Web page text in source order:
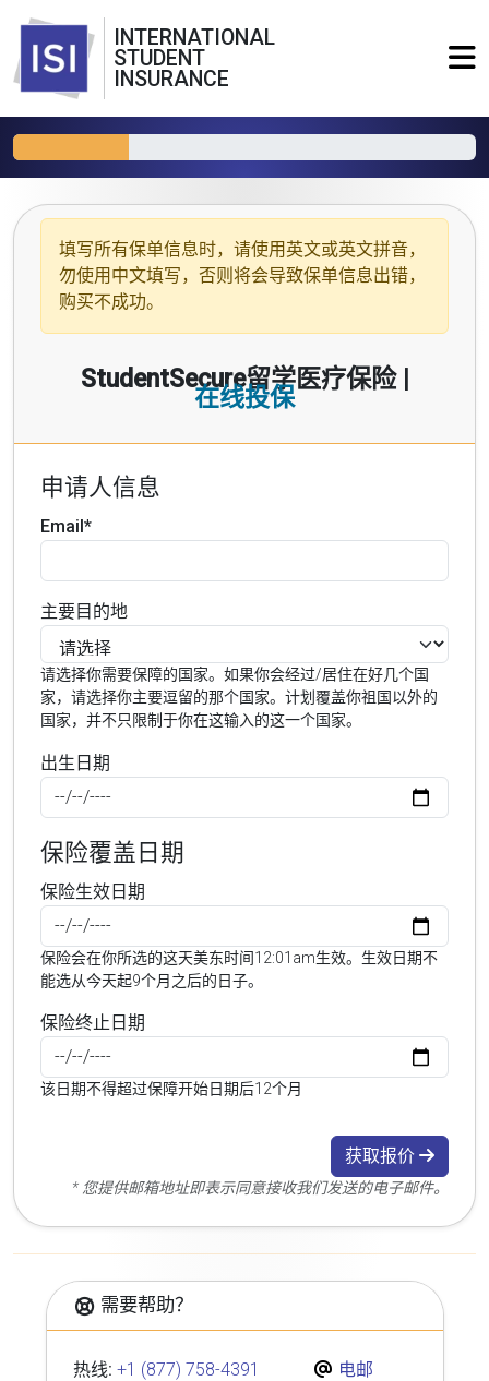
INTERNATIONAL
STUDENT
INSURANCE
填写所有保单信息时，请使用 英文或英文拼音，
勿使用中文填写，否则将会导致保单信息出错，
购买不成功。
StudentSecure留学医疗保险 |
在线投保
申请人信息
Email*
主要目的地
请选择你需要保障的国家。如果你会经过/居住在好几个国
家，请选择你主要逗留的那个国家。计划覆盖你祖国以外的
国家，并不只限制于你在这输入的这一个国家。
出生日期
保险覆盖日期
保险生效日期
保险会在你所选的这天美东时间12:01am生效。生效日期不
能选从今天起9个月之后的日子。
保险终止日期
该日期不得超过保障开始日期后12个月
获取报价
* 您提供邮箱地址即表示同意接收我们发送的电子邮件。
需要帮助？
热线: +1 (877) 758-4391
电邮